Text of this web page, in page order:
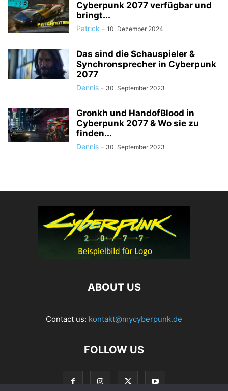
Cyberpunk 2077 verfügbar und
bringt...
Patrick - 10. Dezember 2024
Das sind die Schauspieler &
Synchronsprecher in Cyberpunk
2077
Dennis - 30. September 2023
Gronkh und HandofBlood in
Cyberpunk 2077 & Wo sie zu
finden...
Dennis - 30. September 2023
ABOUT US
Contact us: kontakt@mycyberpunk.de
FOLLOW US